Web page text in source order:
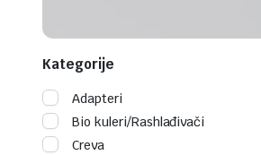
Kategorije
Adapteri
Bio kuleri/Rashlađivači
Creva